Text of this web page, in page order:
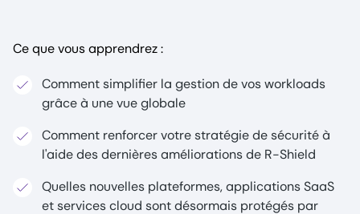
Ce que vous apprendrez :
Comment simplifier la gestion de vos workloads
grâce à une vue globale
Comment renforcer votre stratégie de sécurité à
l'aide des dernières améliorations de R-Shield
Quelles nouvelles plateformes, applications SaaS
et services cloud sont désormais protégés par